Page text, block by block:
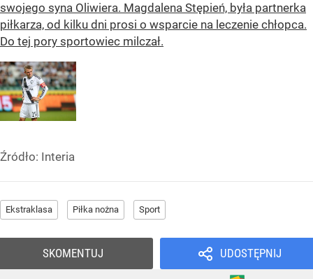
swojego syna Oliwiera. Magdalena Stępień, była partnerka
piłkarza, od kilku dni prosi o wsparcie na leczenie chłopca.
Do tej pory sportowiec milczał.
Źródło: Interia
Ekstraklasa Piłka nożna Sport
UDOSTĘPNIJ
SKOMENTUJ